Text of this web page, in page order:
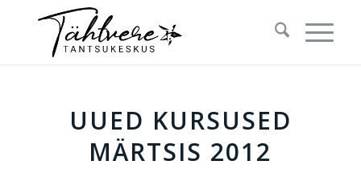
UUED KURSUSED
MÄRTSIS 2012